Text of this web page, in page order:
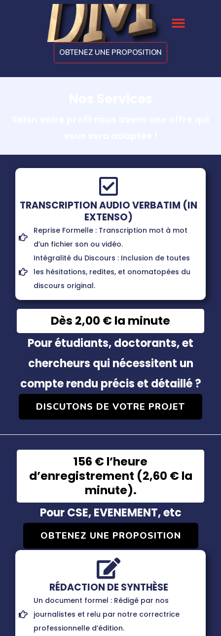
Menu
OBTENEZ UNE PROPOSITION
TRANSCRIPTION AUDIO VERBATIM (IN
EXTENSO)
Reprise Formelle : Transcription mot à mot
d’un fichier son ou vidéo.
Intégralité du Discours : Inclusion de toutes
les hésitations, redites, et onomatopées du
discours original.
Dès 2,00 € la minute
Pour étudiants, doctorants, et
chercheurs qui nécessitent un
compte rendu précis et détaillé ?
DISCUTONS DE VOTRE PROJET
156 € l’heure
d’enregistrement (2,60 € la
minute).
Pour CSE, EVENEMENT, etc
OBTENEZ UNE PROPOSITION
RÉDACTION DE SYNTHÈSE
Un document formel : Rédigé par nos
journalistes et relu par notre correctrice
professionnelle d’édition.